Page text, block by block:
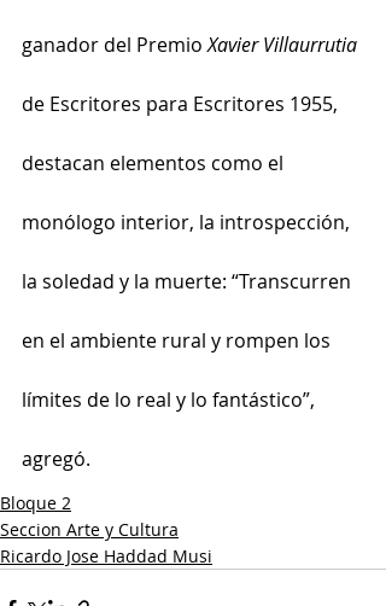
ganador del Premio Xavier Villaurrutia
de Escritores para Escritores 1955,
destacan elementos como el
monólogo interior, la introspección,
la soledad y la muerte: “Transcurren
en el ambiente rural y rompen los
límites de lo real y lo fantástico”,
agregó.
Bloque 2
Seccion Arte y Cultura
Ricardo Jose Haddad Musi